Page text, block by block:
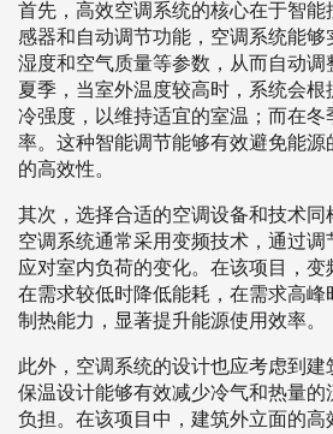
首先，高效空调系统的核心在于智
感器和自动调节功能，空调系统能够
湿度和空气质量等参数，从而自动调
夏季，当室外温度较高时，系统会根
冷强度，以维持适宜的室温；而在冬
率。这种智能调节能够有效避免能源
的高效性。
其次，选择合适的空调设备和技术同
空调系统通常采用变频技术，通过
应对室内负荷的变化。在该项目，
在需求较低时降低能耗，在需求高
制热能力，显著提升能源使用效率。
此外，空调系统的设计也应考虑到
保温设计能够有效减少冷气和热量的
负担。在该项目中，建筑外立面的